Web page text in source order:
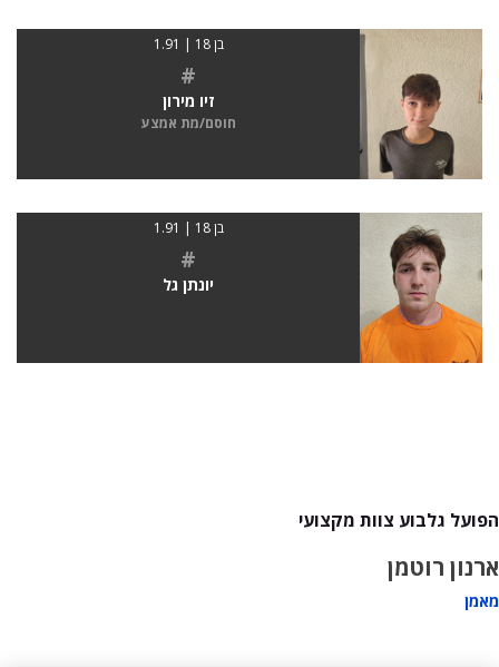
בן 18 | 1.91
#
זיו מירון
חוסם/מת אמצע
בן 18 | 1.91
#
יונתן גל
הפועל גלבוע צוות מקצועי
ארנון רוטמן
מאמן